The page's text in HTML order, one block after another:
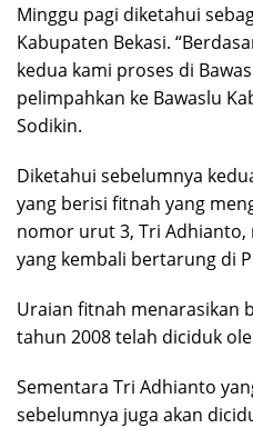
Minggu pagi diketahui
Kabupaten Bekasi.
kedua kami proses di
pelimpahkan ke Bawaslu
Sodikin.
Diketahui sebelumnya
yang berisi fitnah yang
nomor urut 3, Tri Adhianto,
yang kembali bertarung di
Uraian fitnah menarasikan
tahun 2008 telah diciduk
Sementara Tri Adhianto
sebelumnya juga akan